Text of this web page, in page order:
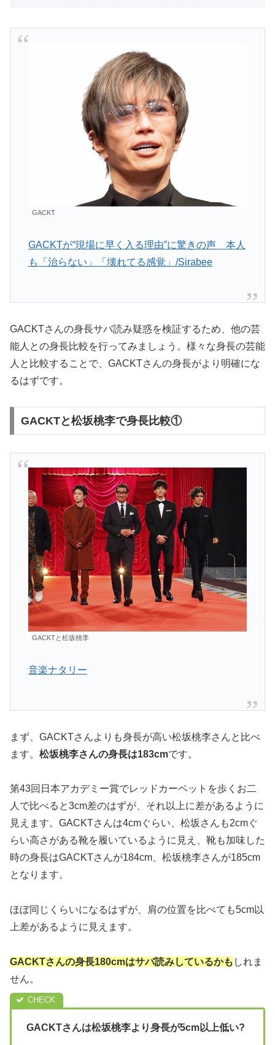
GACKT
GACKTが“現場に早く入る理由”に驚きの声 本人
も「治らない」「壊れてる感覚」/Sirabee
GACKTさんの身長サバ読み疑惑を検証するため、他の芸
能人との身長比較を行ってみましょう。様々な身長の芸能
人と比較することで、GACKTさんの身長がより明確にな
るはずです。
GACKTと松坂桃李で身長比較①
GACKTと松坂桃李
音楽ナタリー
まず、GACKTさんよりも身長が高い松坂桃李さんと比べ
ます。 松坂桃李さんの身長は183cmです。
第43回日本アカデミー賞でレッドカーペットを歩くお二
人で比べると3cm差のはずが、それ以上に差があるように
見えます。GACKTさんは4cmぐらい、松坂さんも2cmぐ
らい高さがある靴を履いているように見え、靴も加味した
時の身長はGACKTさんが184cm、松坂桃李さんが185cm
となります。
ほぼ同じくらいになるはずが、肩の位置を比べても5cm以
上差があるように見えます。
GACKTさんの身長180cmはサバ読みしているかも しれま
せん。
GACKTさんは松坂桃李より身長が5cm以上低い?